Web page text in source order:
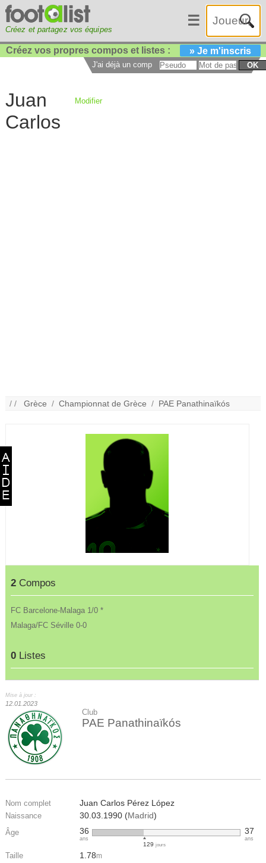
Créez et partagez vos équipes
☰
Créez vos propres compos et listes : » Je m'inscris
J'ai déjà un compte : OK
Juan
Carlos
Modifier
/ /Grèce /Championnat de Grèce / PAE Panathinaïkós
2 Compos
FC Barcelone-Malaga 1/0 *
Malaga/FC Séville 0-0
0 Listes
Mise à jour :
12.01.2023
Club
PAE Panathinaïkós
Nom complet Juan Carlos Pérez López
Naissance 30.03.1990 (Madrid)
Âge 36
ans
129jours
37
ans
Taille 1.78m